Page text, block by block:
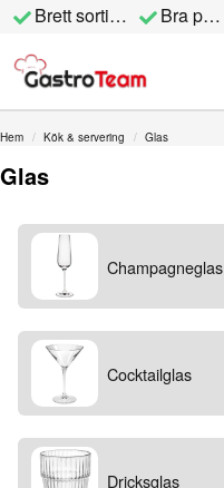
Brett sortiment Bra priser
Hem Kök & servering Glas
Glas
Champagneglas
Cocktailglas
Dricksglas